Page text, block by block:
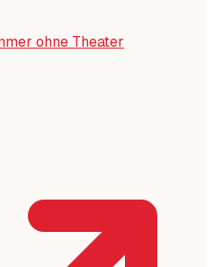
ohne Theater